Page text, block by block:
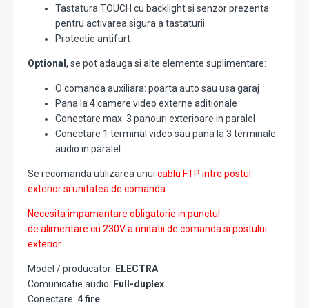
Tastatura TOUCH cu backlight si senzor prezenta
pentru activarea sigura a tastaturii
Protectie antifurt
Optional , se pot adauga si alte elemente suplimentare:
O comanda auxiliara: poarta auto sau usa garaj
Pana la 4 camere video externe aditionale
Conectare max. 3 panouri exterioare in paralel
Conectare 1 terminal video sau pana la 3 terminale
audio in paralel
Se recomanda utilizarea unui cablu FTP intre postul
exterior si unitatea de comanda.
Necesita impamantare obligatorie in punctul
de alimentare cu 230V a unitatii de comanda si postului
exterior.
Model / producator: ELECTRA
Comunicatie audio: Full-duplex
Conectare: 4 fire